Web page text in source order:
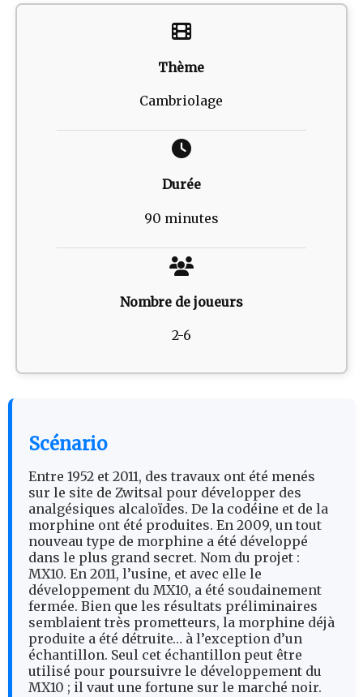
Thème
Cambriolage
Durée
90 minutes
Nombre de joueurs
2-6
Scénario
Entre 1952 et 2011, des travaux ont été menés
sur le site de Zwitsal pour développer des
analgésiques alcaloïdes. De la codéine et de la
morphine ont été produites. En 2009, un tout
nouveau type de morphine a été développé
dans le plus grand secret. Nom du projet :
MX10. En 2011, l’usine, et avec elle le
développement du MX10, a été soudainement
fermée. Bien que les résultats préliminaires
semblaient très prometteurs, la morphine déjà
produite a été détruite… à l’exception d’un
échantillon. Seul cet échantillon peut être
utilisé pour poursuivre le développement du
MX10 ; il vaut une fortune sur le marché noir.